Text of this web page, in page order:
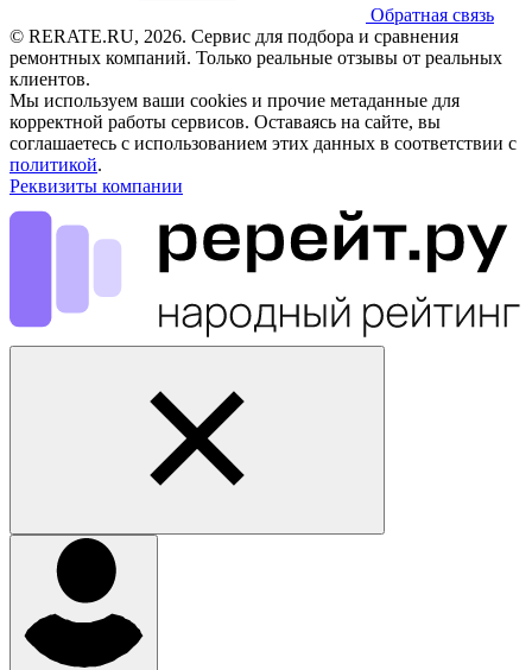
Обратная связь
© RERATE.RU, 2026. Сервис для подбора и сравнения
ремонтных компаний. Только реальные отзывы от реальных
клиентов.
Мы используем ваши cookies и прочие метаданные для
корректной работы сервисов. Оставаясь на сайте, вы
соглашаетесь с использованием этих данных в соответствии с
политикой.
Реквизиты компании